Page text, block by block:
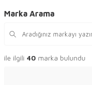
Marka Arama
ile ilgili 40 marka bulundu